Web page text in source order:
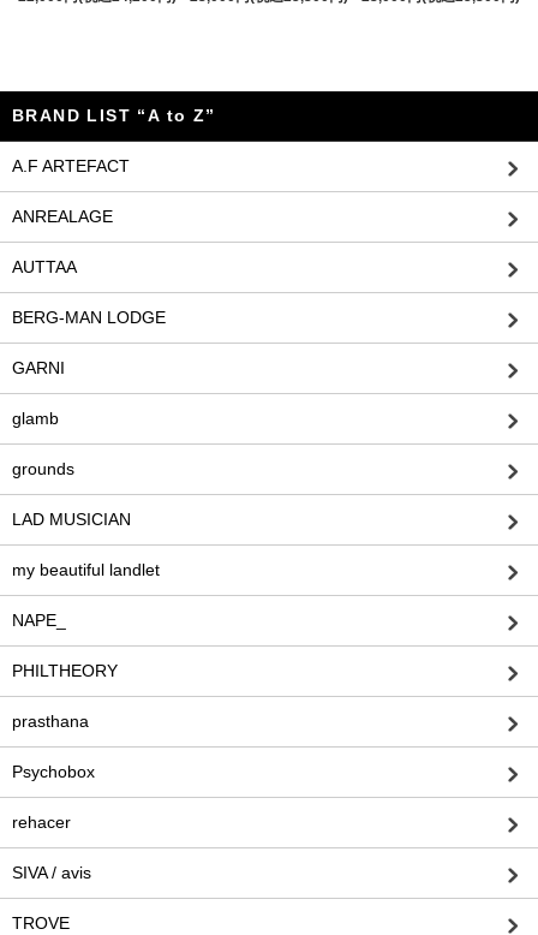
BRAND LIST “A to Z”
A.F ARTEFACT
ANREALAGE
AUTTAA
BERG-MAN LODGE
GARNI
glamb
grounds
LAD MUSICIAN
my beautiful landlet
NAPE_
PHILTHEORY
prasthana
Psychobox
rehacer
SIVA / avis
TROVE